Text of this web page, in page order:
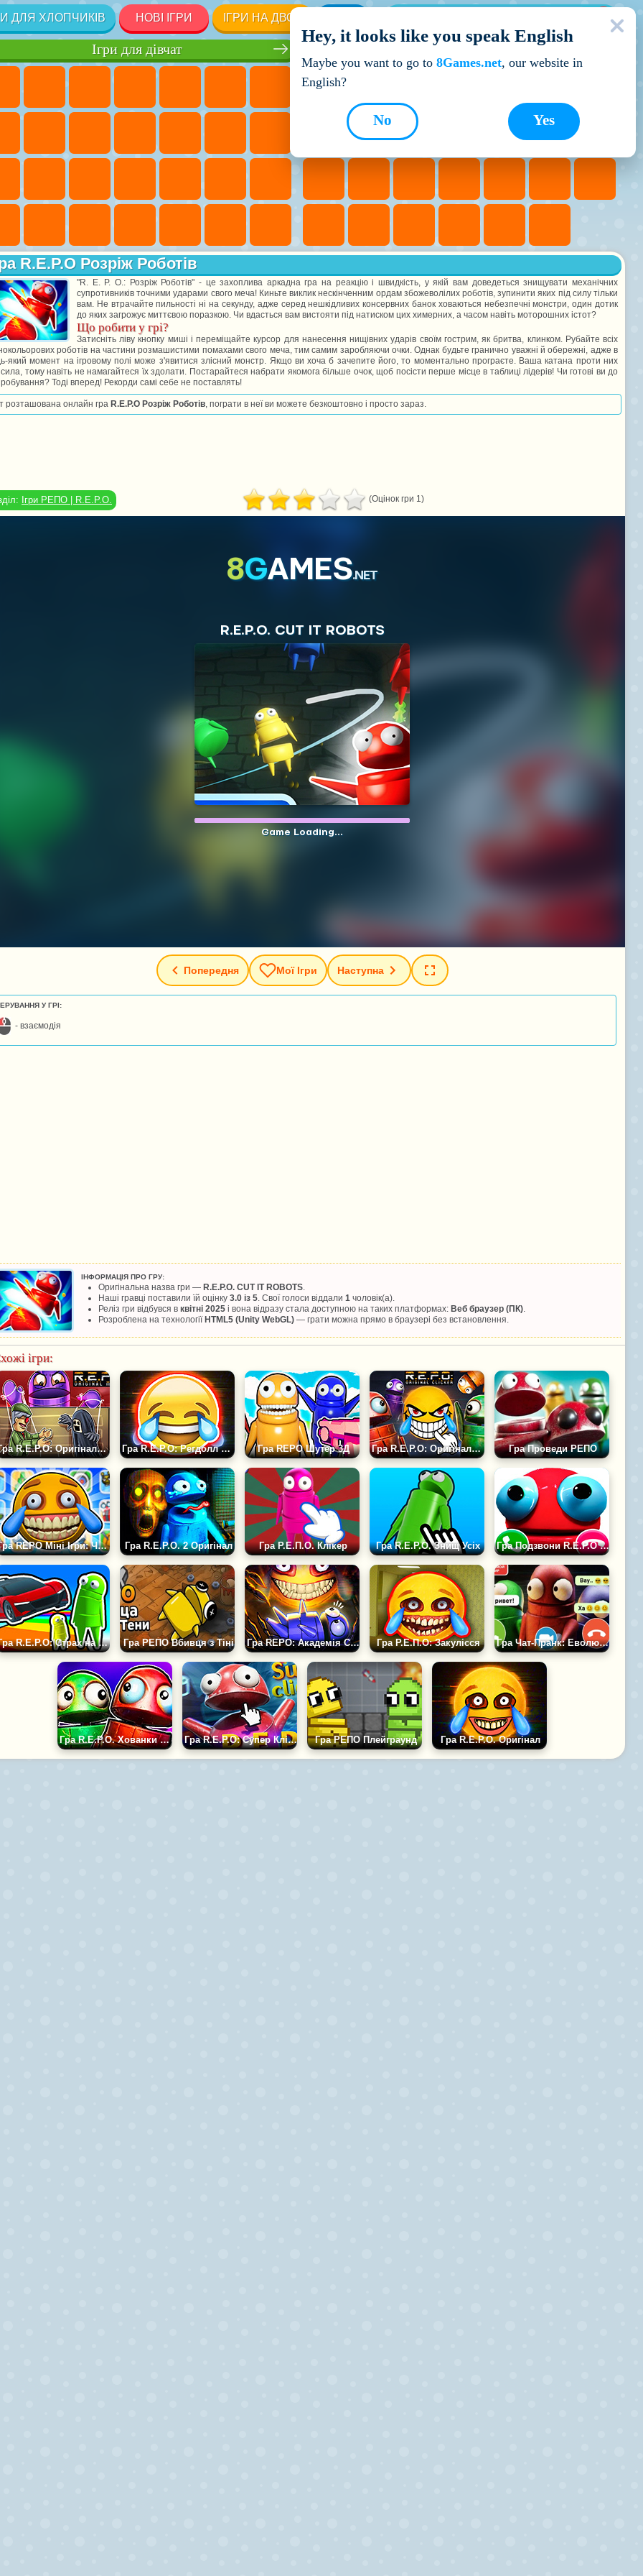
ДЛЯ ХЛОПЧИКІВ НОВІ ІГРИ ІГРИ НА ДВОХ
Кращі ігри
Ігри для дівчат
R.E.P.O Розріж Роботів
"R. E. P. O.: Розріж Роботів" - це захоплива аркадна гра на реакцію і швидкість, у якій вам доведеться знищувати механічних
супротивників точними ударами свого меча! Киньте виклик нескінченним ордам збожеволілих роботів, зупинити яких під силу тільки
вам. Не втрачайте пильності ні на секунду, адже серед нешкідливих консервних банок ховаються небезпечні монстри, один дотик
до яких загрожує миттєвою поразкою. Чи вдасться вам вистояти під натиском цих химерних, а часом навіть моторошних істот?
Що робити у грі?
Затисніть ліву кнопку миші і переміщайте курсор для нанесення нищівних ударів своїм гострим, як бритва, клинком. Рубайте всіх
роботів на частини розмашистими помахами свого меча, тим самим заробляючи очки. Однак будьте гранично уважні й обережні, адже в
який момент на ігровому полі може з'явитися злісний монстр. Якщо ви хоча б зачепите його, то моментально програєте. Ваша катана проти них
тому навіть не намагайтеся їх здолати. Постарайтеся набрати якомога більше очок, щоб посісти перше місце в таблиці лідерів! Чи готові ви до
Тоді вперед! Рекорди самі себе не поставлять!
розташована онлайн гра R.E.P.O Розріж Роботів, пограти в неї ви можете безкоштовно і просто зараз.
Ігри РЕПО | R.E.P.O. (Оцінок гри 1)
Попередня Мої Ігри Наступна
У ГРІ:
- взаємодія
ІНФОРМАЦІЯ ПРО ГРУ:
Оригінальна назва гри — R.E.P.O. CUT IT ROBOTS.
Наші гравці поставили їй оцінку 3.0 із 5. Свої голоси віддали 1 чоловік(а).
Реліз гри відбувся в квітні 2025 і вона відразу стала доступною на таких платформах: Веб браузер (ПК).
Розроблена на технології HTML5 (Unity WebGL) — грати можна прямо в браузері без встановлення.
ігри:
Гра R.E.P.O: Оригінальне Злиття Гра R.E.P.O: Регдолл 666 Гра REPO Шутер 3Д Гра R.E.P.O: Оригінальний Клікер Гра Проведи РЕПО
Гра REPO Міні Ігри: Челлендж Мод з Монстрами Гра R.E.P.O. 2 Оригінал Гра Р.Е.П.О. Клікер Гра R.E.P.O. Знищ Усіх Гра Подзвони R.E.P.O Зараз
Гра R.E.P.O: Страх на Audi Гра РЕПО Вбивця з Тіні Гра REPO: Академія Свіфтбрум Гра Р.Е.П.О: Закулісся Гра Чат-Пранк: Еволюція РЕПО
Гра R.E.P.O. Хованки з Друзями Гра R.E.P.O: Супер Клікер Гра РЕПО Плейграунд Гра R.E.P.O. Оригінал
Hey, it looks like you speak English
Maybe you want to go to 8Games.net, our website in
English?
Yes
No